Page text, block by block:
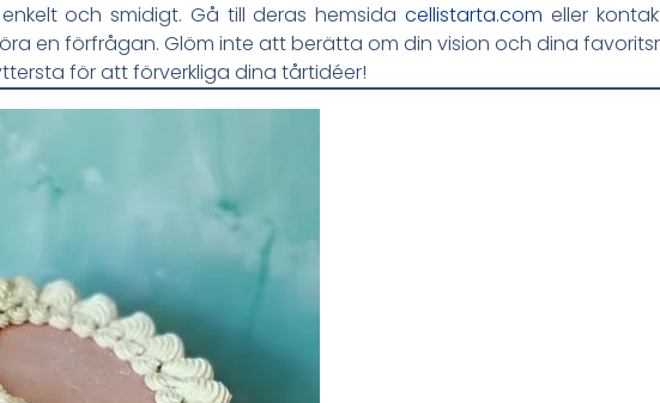
och smidigt. Gå till deras hemsidacellistarta.com eller
en förfrågan. Glöm inte att berätta om din vision och dina
för att förverkliga dina tårtidéer!